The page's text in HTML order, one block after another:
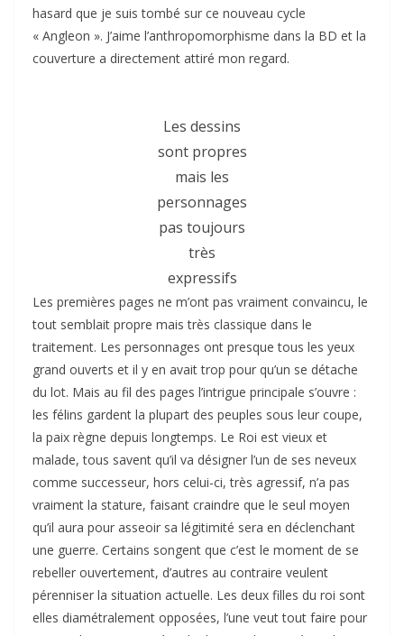
hasard que je suis tombé sur ce nouveau cycle
« Angleon ». J’aime l’anthropomorphisme dans la BD et la
couverture a directement attiré mon regard.
Les dessins
sont propres
mais les
personnages
pas toujours
très
expressifs
Les premières pages ne m’ont pas vraiment convaincu, le
tout semblait propre mais très classique dans le
traitement. Les personnages ont presque tous les yeux
grand ouverts et il y en avait trop pour qu’un se détache
du lot. Mais au fil des pages l’intrigue principale s’ouvre :
les félins gardent la plupart des peuples sous leur coupe,
la paix règne depuis longtemps. Le Roi est vieux et
malade, tous savent qu’il va désigner l’un de ses neveux
comme successeur, hors celui-ci, très agressif, n’a pas
vraiment la stature, faisant craindre que le seul moyen
qu’il aura pour asseoir sa légitimité sera en déclenchant
une guerre. Certains songent que c’est le moment de se
rebeller ouvertement, d’autres au contraire veulent
pérenniser la situation actuelle. Les deux filles du roi sont
elles diamétralement opposées, l’une veut tout faire pour